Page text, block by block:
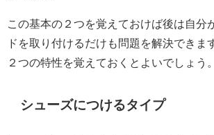
この基本の２つを覚えておけば後は自分
ドを取り付けるだけも問題を解決できま
２つの特性を覚えておくとよいでしょう。
シューズにつけるタイプ